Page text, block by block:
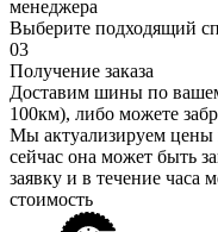
менеджера
Выберите подходящий
03
Получение заказа
Доставим шины по
100км), либо можете
Мы актуализируем цены
сейчас она может быть
заявку и в течение часа
стоимость